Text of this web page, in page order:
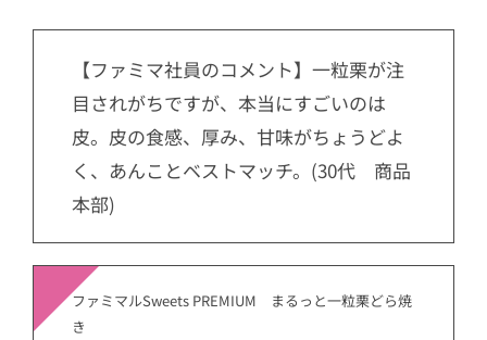
【ファミマ社員のコメント】一粒栗が注
目されがちですが、本当にすごいのは
皮。皮の食感、厚み、甘味がちょうどよ
く、あんことベストマッチ。(30代 商品
本部)
ファミマルSweets PREMIUM まるっと一粒栗どら焼
き